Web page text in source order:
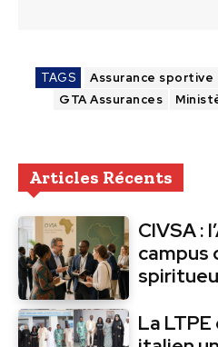
TAGS Assurance sportive
GTA Assurances
Articles Récents
CIVSA :
campus
La